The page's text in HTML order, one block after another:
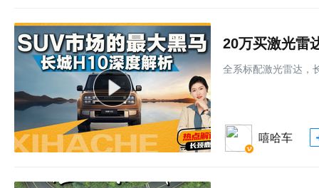
20万买激光雷
全系标配激光雷达，
嘻哈车